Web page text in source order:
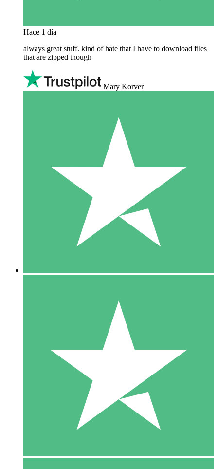
Hace 1 día
always great stuff. kind of hate that I have to download files
that are zipped though
Mary Korver